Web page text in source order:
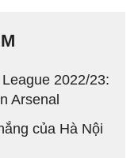
2022/23:
Arsenal
của Hà Nội